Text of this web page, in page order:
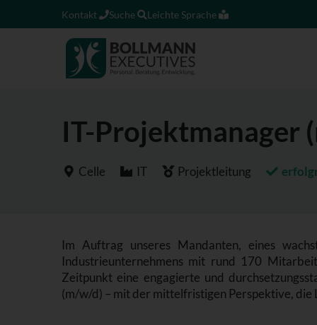
Kontakt Suche Leichte Sprache
IT-Projektmanager
Celle IT Projektleitung
Im Auftrag unseres Mandanten, eines
Industrieunternehmens mit rund 170
Zeitpunkt eine engagierte und
(m/w/d) – mit der mittelfristigen Perspektive, die